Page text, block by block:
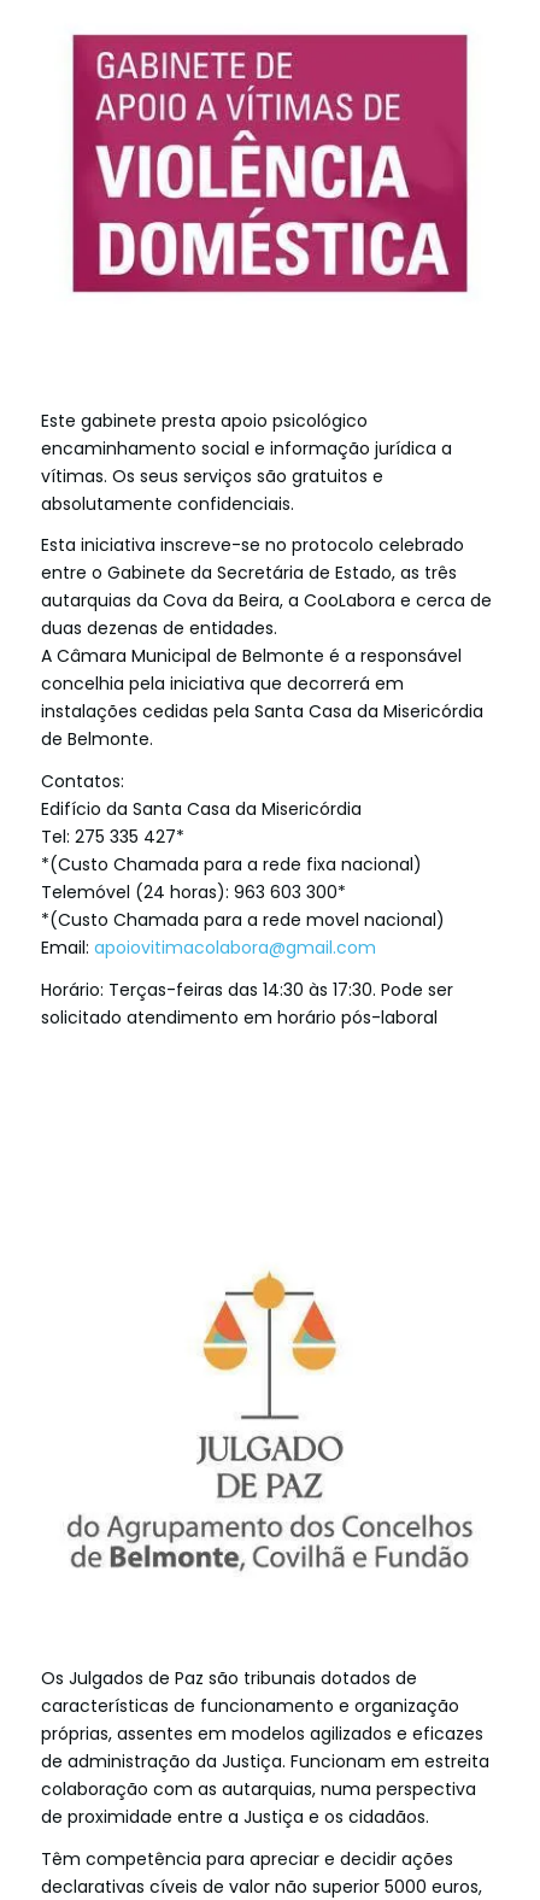
Este gabinete presta apoio psicológico
encaminhamento social e informação jurídica a
vítimas. Os seus serviços são gratuitos e
absolutamente confidenciais.
Esta iniciativa inscreve-se no protocolo celebrado
entre o Gabinete da Secretária de Estado, as três
autarquias da Cova da Beira, a CooLabora e cerca de
duas dezenas de entidades.
A Câmara Municipal de Belmonte é a responsável
concelhia pela iniciativa que decorrerá em
instalações cedidas pela Santa Casa da Misericórdia
de Belmonte.
Contatos:
Edifício da Santa Casa da Misericórdia
Tel: 275 335 427*
*(Custo Chamada para a rede fixa nacional)
Telemóvel (24 horas): 963 603 300*
*(Custo Chamada para a rede movel nacional)
Email: apoiovitimacolabora@gmail.com
Horário: Terças-feiras das 14:30 às 17:30. Pode ser
solicitado atendimento em horário pós-laboral
Os Julgados de Paz são tribunais dotados de
características de funcionamento e organização
próprias, assentes em modelos agilizados e eficazes
de administração da Justiça. Funcionam em estreita
colaboração com as autarquias, numa perspectiva
de proximidade entre a Justiça e os cidadãos.
Têm competência para apreciar e decidir ações
declarativas cíveis de valor não superior 5000 euros,